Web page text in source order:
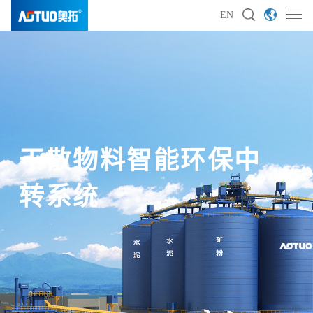
EN
干散物料智能环保中
转系统
干散物料智能环保中
转系统
干散物料智能环保中
转系统
干散物料智能环保中
转系统